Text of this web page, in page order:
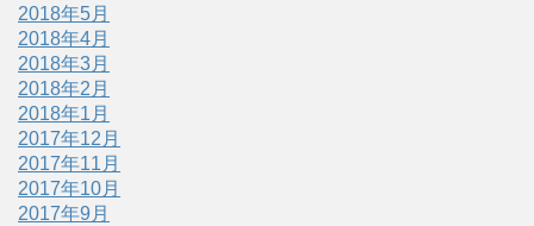
2018年5月
2018年4月
2018年3月
2018年2月
2018年1月
2017年12月
2017年11月
2017年10月
2017年9月